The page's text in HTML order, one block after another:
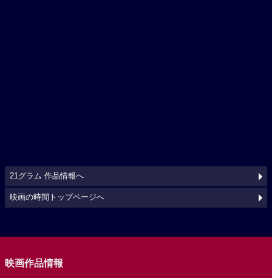
21グラム 作品情報へ
映画の時間トップページへ
映画作品情報